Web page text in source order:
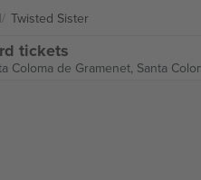
Twisted Sister
tickets
Coloma de Gramenet, Santa